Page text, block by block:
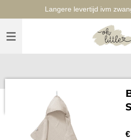
naar
hoofdinhoud
Langere levertijd ivm